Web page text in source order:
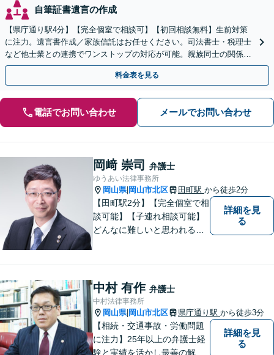
自筆証書遺言の作成
【県庁通り駅4分】【完全個室で相談可】【初回相談無料】生前対策
に注力。遺言書作成／家族信託はお任せください。司法書士・税理士
など他士業との連携でワンストップの対応が可能。親族同士の関係を
守るためにも、お早めにご相談を。【夜間・休日相談可能】
料金表を見る
電話でお問い合わせ メールでお問い合わせ
岡﨑 崇司 弁護士
ゆうあい法律事務所
岡山県| 岡山市北区 田町駅 から徒歩2分
【田町駅2分】【完全個室で相
談可能】【子連れ相談可能】
どんなに難しいと思われる案
ている皆さまの現状を良い方
向に変化させることができる
ように全力を尽くします。
詳細を見
る
中村 有作 弁護士
中村法律事務所
岡山県| 岡山市北区 県庁通り駅 から徒歩3分
【相続・交通事故・労働問題
に注力】25年以上の弁護士経
験と実績を活かし最善の解決
詳細を見
る